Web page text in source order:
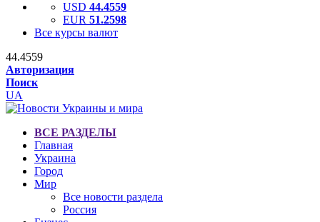
USD 44.4559
EUR 51.2598
Все курсы валют
44.4559
Авторизация
Поиск
UA
ВСЕ РАЗДЕЛЫ
Главная
Украина
Город
Мир
Все новости раздела
Россия